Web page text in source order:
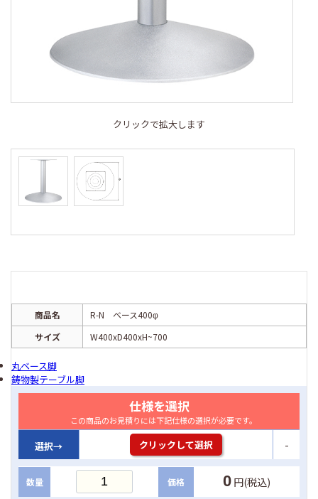
クリックで拡大します
商品名
R-N ベース400φ
サイズ
W400xD400xH~700
丸ベース脚
鋳物製テーブル脚
仕様を選択
この商品のお見積りには下記仕様の選択が必要です。
選択→ クリックして選択 -
数量 価格 0 円(税込)